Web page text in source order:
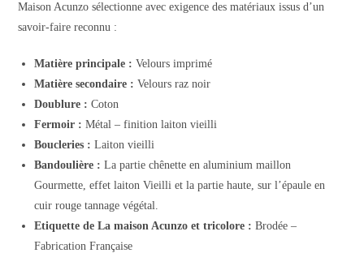
Maison Acunzo sélectionne avec exigence des matériaux issus d’un
savoir-faire reconnu :
Matière principale :Velours imprimé
Matière secondaire :Velours raz noir
Doublure : Coton
Fermoir : Métal – finition laiton vieilli
Boucleries : Laiton vieilli
Bandoulière :La partie chênette en aluminium maillon
Gourmette, effet laiton Vieilli et la partie haute, sur l’épaule en
cuir rouge tannage végétal.
Etiquette de La maison Acunzo et tricolore : Brodée –
Fabrication Française